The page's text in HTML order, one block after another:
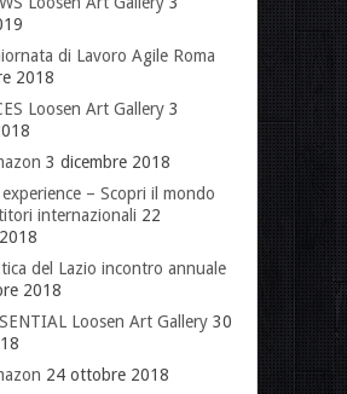
di Lavoro Agile Roma
2018
Loosen Art Gallery 3
3 dicembre 2018
– Scopri il mondo
internazionali 22
del Lazio incontro annuale
2018
Loosen Art Gallery 30
24 ottobre 2018